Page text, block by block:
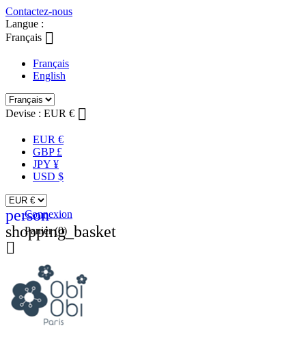
Contactez-nous
Langue :
Français 
Français
English
Devise : EUR € 
EUR €
GBP £
JPY ¥
USD $
person
Connexion
shopping_basket
Panier (0)
